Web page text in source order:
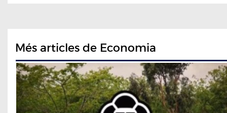
Més articles de Economia